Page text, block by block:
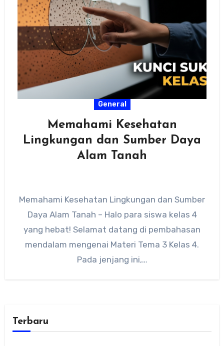
General
Memahami Kesehatan
Lingkungan dan Sumber Daya
Alam Tanah
Memahami Kesehatan Lingkungan dan Sumber
Daya Alam Tanah – Halo para siswa kelas 4
yang hebat! Selamat datang di pembahasan
mendalam mengenai Materi Tema 3 Kelas 4.
Pada jenjang ini,…
Terbaru